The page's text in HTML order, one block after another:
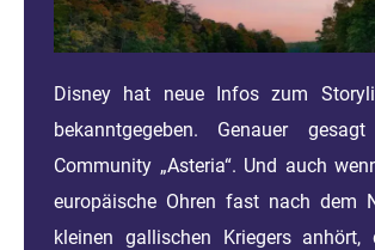
Disney hat neue Infos zum
bekanntgegeben. Genauer
Community „Asteria“. Und auch
europäische Ohren fast nach dem
kleinen gallischen Kriegers anhört,